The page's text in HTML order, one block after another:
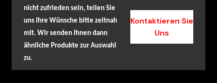
nicht zufrieden sein, teilen Sie
uns Ihre Wünsche bitte zeitnah
mit. Wir senden Ihnen dann
ähnliche Produkte zur Auswahl
zu.
Kontaktieren Sie
Uns